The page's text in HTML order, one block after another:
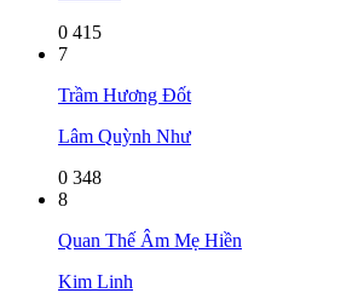
0 415
7
Trầm Hương Đốt
Lâm Quỳnh Như
0 348
8
Quan Thế Âm Mẹ Hiền
Kim Linh